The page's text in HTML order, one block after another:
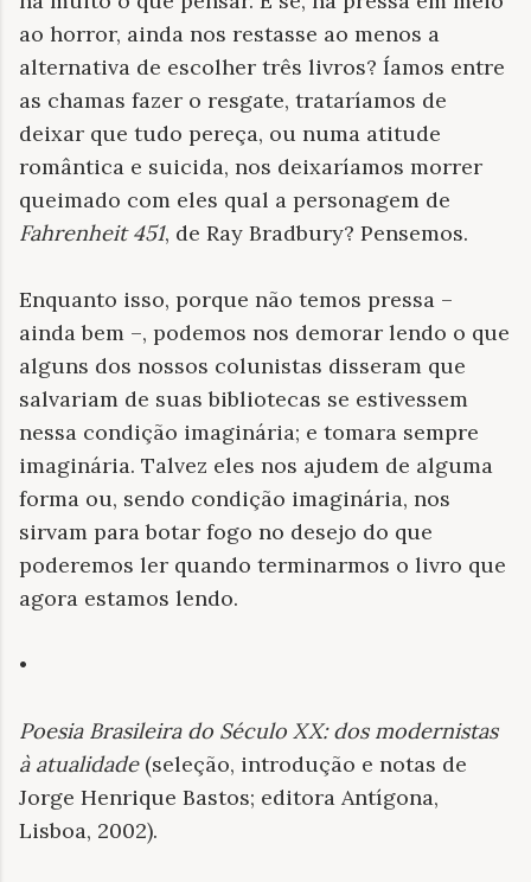
ao horror, ainda nos restasse ao menos a
alternativa de escolher três livros? Íamos entre
as chamas fazer o resgate, trataríamos de
deixar que tudo pereça, ou numa atitude
romântica e suicida, nos deixaríamos morrer
queimado com eles qual a personagem de
Fahrenheit 451, de Ray Bradbury? Pensemos.
Enquanto isso, porque não temos pressa –
ainda bem –, podemos nos demorar lendo o que
alguns dos nossos colunistas disseram que
salvariam de suas bibliotecas se estivessem
nessa condição imaginária; e tomara sempre
imaginária. Talvez eles nos ajudem de alguma
forma ou, sendo condição imaginária, nos
sirvam para botar fogo no desejo do que
poderemos ler quando terminarmos o livro que
agora estamos lendo.
•
Poesia Brasileira do Século XX: dos modernistas
à atualidade(seleção, introdução e notas de
Jorge Henrique Bastos; editora Antígona,
Lisboa, 2002).